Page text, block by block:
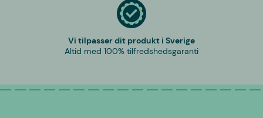
Vi tilpasser dit produkt i Sverige
Altid med 100% tilfredshedsgaranti